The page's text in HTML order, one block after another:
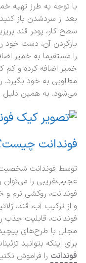
با توجه به طرز تهیه
بعد از سرد‌شدن باز
سطح کار، پودر قند
بازکردن آن، دست خود
را مستقیما به خمیر
خمیر اضافه کرده و کم
مطلوبی به خود
می‌شود. به همین دلیل
فوندانت
توسط فوندانت
عجیب‌غریبی را می‌توان
فوندانت، روکشی نرم و
و از ترکیب آب، قند،
فوندانت، قابلیت
مجلل با طرح‌های
برای اینکه بتوانید
فوندانت را فراموش